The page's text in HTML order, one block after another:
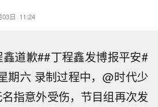
03日 11:24
道歉##丁程鑫发博报平安#
期六 录制过程中，@时代少
指意外受伤，节目组再次发